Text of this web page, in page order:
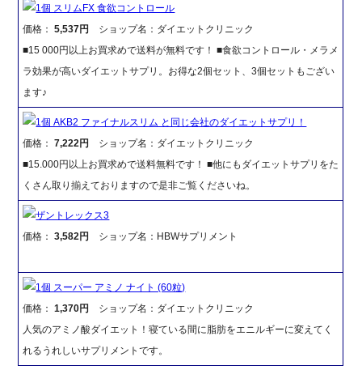
1個 スリムFX 食欲コントロール
価格：5,537円
ショップ名：ダイエットクリニック
■15 000円以上お買求めで送料が無料です！ ■食欲コントロール・メラメ
ラ効果が高いダイエットサプリ。お得な2個セット、3個セットもござい
ます♪
1個 AKB2 ファイナルスリム と同じ会社のダイエットサプリ！
価格：7,222円
ショップ名：ダイエットクリニック
■15.000円以上お買求めで送料無料です！ ■他にもダイエットサプリをた
くさん取り揃えておりますので是非ご覧くださいね。
ザントレックス3
価格：3,582円 ショップ名：HBWサプリメント
1個 スーパー アミノ ナイト (60粒)
価格：1,370円
ショップ名：ダイエットクリニック
人気のアミノ酸ダイエット！寝ている間に脂肪をエニルギーに変えてく
れるうれしいサプリメントです。